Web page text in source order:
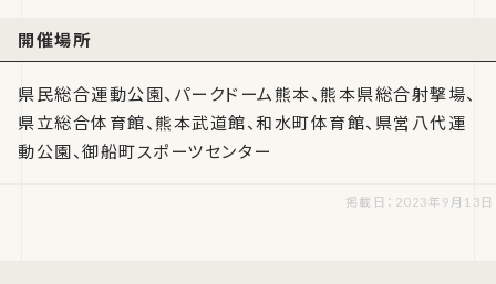
開催場所
県民総合運動公園、パークドーム熊本、熊本県総合射撃場、
県立総合体育館、熊本武道館、和水町体育館、県営八代運
動公園、御船町スポーツセンター
掲載日：2023年9月13日